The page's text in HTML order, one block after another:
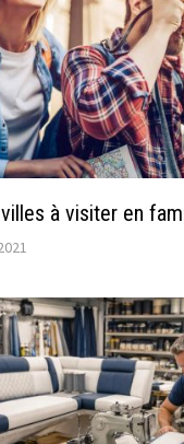
à visiter en